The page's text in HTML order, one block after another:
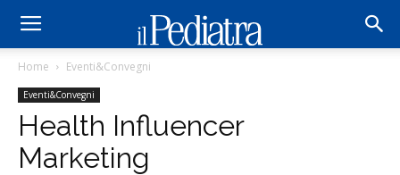
Home Eventi&Convegni
Eventi&Convegni
Health Influencer
Marketing